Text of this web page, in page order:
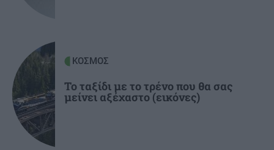
ΚΟΣΜΟΣ
Το ταξίδι με το τρένο που θα σας
μείνει αξέχαστο (εικόνες)